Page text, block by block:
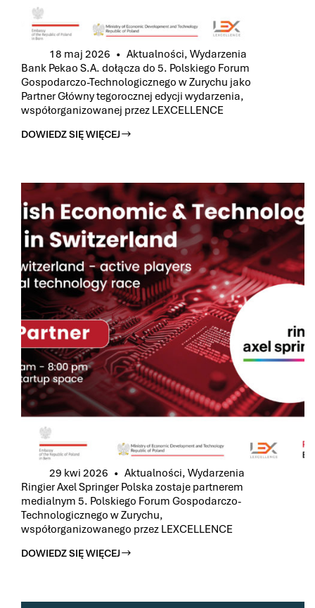
18 maj 2026 Aktualności, Wydarzenia
Bank Pekao S.A. dołącza do 5. Polskiego Forum
Gospodarczo-Technologicznego w Zurychu jako
Partner Główny tegorocznej edycji wydarzenia,
współorganizowanej przez LEXCELLENCE
DOWIEDZ SIĘ WIĘCEJ
BANK
DO
5.
POLSKIEGO
FORUM
GOSPODARCZO-
TECHNOLOGICZNEGO
W
ZURYCHU
JAKO
PARTNER
GŁÓWNY
TEGOROCZNEJ
EDYCJI
WYDARZENIA,
WSPÓŁORGANIZOWANEJ
PRZEZ
LEXCELLENCE
29 kwi 2026 Aktualności, Wydarzenia
Ringier Axel Springer Polska zostaje partnerem
medialnym 5. Polskiego Forum Gospodarczo-
Technologicznego w Zurychu,
współorganizowanego przez LEXCELLENCE
DOWIEDZ SIĘ WIĘCEJ
RINGIER